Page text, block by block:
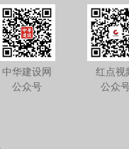
中华建设网
公众号
红点视
公众